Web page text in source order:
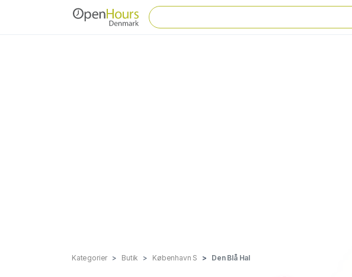
Kategorier Butik København S Den Blå Hal